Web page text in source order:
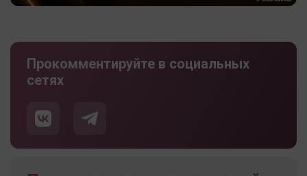
Прокомментируйте в социальных
сетях